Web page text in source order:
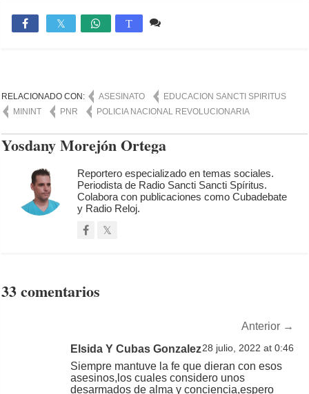
 T
RELACIONADO CON: ASESINATO
EDUCACION SANCTI SPIRITUS
MININT
PNR POLICIA NACIONAL REVOLUCIONARIA
Yosdany Morejón Ortega
Reportero especializado en temas sociales.
Periodista de Radio Sancti Sancti Spíritus.
Colabora con publicaciones como Cubadebate
y Radio Reloj.
33 comentarios
Anterior →
Elsida Y Cubas Gonzalez28 julio, 2022 at 0:46
Siempre mantuve la fe que dieran con esos
asesinos,los cuales considero unos
desarmados de alma y conciencia,espero